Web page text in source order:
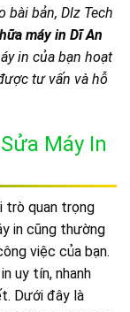
bài bản, Dlz Tech
máy in Dĩ An
in của bạn hoạt
tư vấn và hỗ
Máy In
trò quan trọng
in cũng thường
việc của bạn.
uy tín, nhanh
Dưới đây là